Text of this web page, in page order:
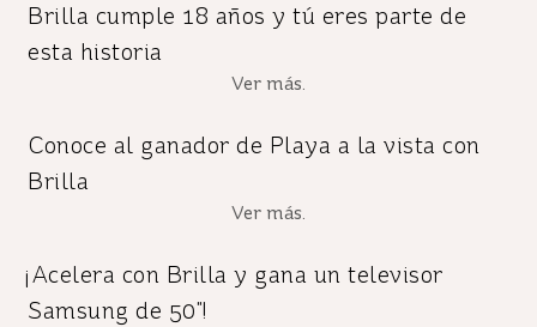
Brilla cumple 18 años y tú eres parte de
esta historia
Ver más.
Conoce al ganador de Playa a la vista con
Brilla
Ver más.
¡Acelera con Brilla y gana un televisor
Samsung de 50"!